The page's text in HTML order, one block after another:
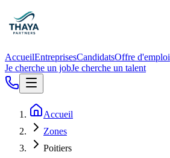
AccueilEntreprisesCandidatsOffre d'emploi
Je cherche un jobJe cherche un talent
Accueil
Zones
Poitiers